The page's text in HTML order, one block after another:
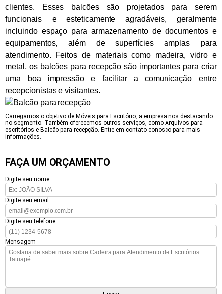
clientes. Esses balcões são projetados para serem
funcionais e esteticamente agradáveis, geralmente
incluindo espaço para armazenamento de documentos e
equipamentos, além de superfícies amplas para
atendimento. Feitos de materiais como madeira, vidro e
metal, os balcões para recepção são importantes para criar
uma boa impressão e facilitar a comunicação entre
recepcionistas e visitantes.
Carregamos o objetivo de Móveis para Escritório, a empresa nos destacando
no segmento. Também oferecemos outros serviços, como Arquivos para
escritórios e Balcão para recepção. Entre em contato conosco para mais
informações.
FAÇA UM ORÇAMENTO
Digite seu nome
Digite seu email
Digite seu telefone
Mensagem